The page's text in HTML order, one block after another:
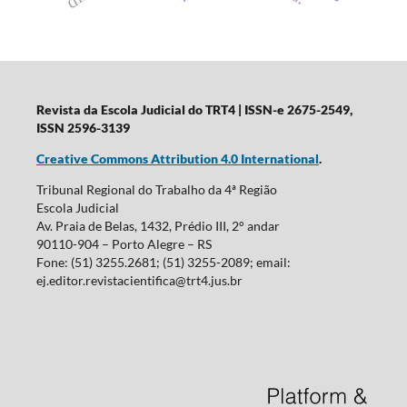
Revista da Escola Judicial do TRT4 | ISSN-e 2675-2549,
ISSN 2596-3139
Creative Commons Attribution 4.0 International.
Tribunal Regional do Trabalho da 4ª Região
Escola Judicial
Av. Praia de Belas, 1432, Prédio III, 2° andar
90110-904 – Porto Alegre – RS
Fone: (51) 3255.2681; (51) 3255-2089; email:
ej.editor.revistacientifica@trt4.jus.br